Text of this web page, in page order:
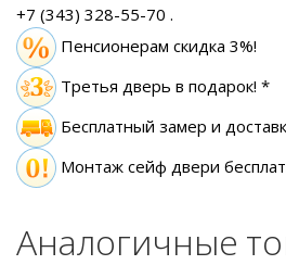
+7 (343) 328-55-70 .
Пенсионерам скидка 3%!
Третья дверь в подарок! *
Бесплатный замер и
Монтаж сейф двери
Аналогичные